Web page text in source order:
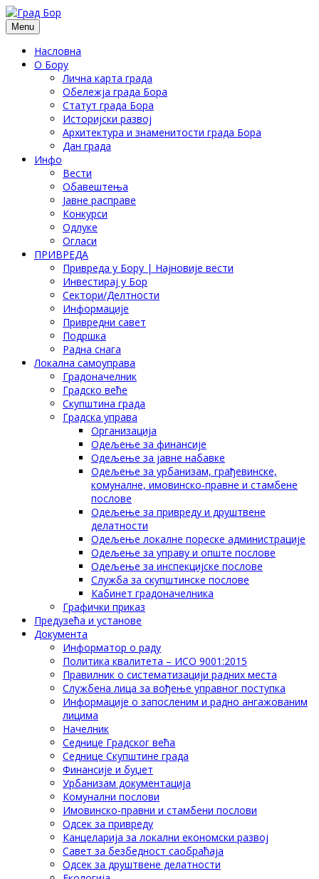
Menu
Насловна
О Бору
Лична карта града
Обележја града Бора
Статут града Бора
Историјски развој
Архитектура и знаменитости града Бора
Дан града
Инфо
Вести
Обавештења
Јавне расправе
Конкурси
Одлуке
Огласи
ПРИВРЕДА
Привреда у Бору | Најновије вести
Инвестирај у Бор
Сектори/Делтности
Информације
Привредни савет
Подршка
Радна снага
Локална самоуправа
Градоначелник
Градско веће
Скупштина града
Градска управа
Организација
Одељење за финансије
Одељење за јавне набавке
Одељење за урбанизам, грађевинске,
комуналне, имовинско-правне и стамбене
послове
Одељење за привреду и друштвене
делатности
Одељење локалне пореске администрације
Одељење за управу и опште послове
Одељење за инспекцијске послове
Служба за скупштинске послове
Кабинет градоначелника
Графички приказ
Предузећа и установе
Документа
Информатор о раду
Политика квалитета – ИСО 9001:2015
Правилник о систематизацији радних места
Службена лица за вођење управног поступка
Информације о запосленим и радно ангажованим
лицима
Начелник
Седнице Градског већа
Седнице Скупштине града
Финансије и буџет
Урбанизам документација
Комунални послови
Имовинско-правни и стамбени послови
Одсек за привреду
Канцеларија за локални економски развој
Савет за безбедност саобраћаја
Одсек за друштвене делатности